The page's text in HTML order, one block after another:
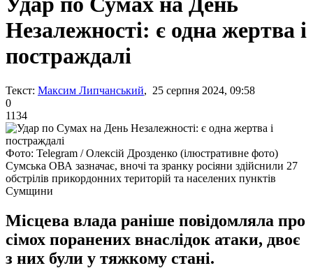
Незалежності: є одна жертва і
постраждалі
Текст: Максим Липчанський, 25 серпня 2024, 09:58
0
1134
Фото: Telegram / Олексій Дрозденко (ілюстративне фото)
Сумська ОВА зазначає, вночі та зранку росіяни здійснили 27
обстрілів прикордонних територій та населених пунктів
Сумщини
Місцева влада раніше повідомляла про
сімох поранених внаслідок атаки, двоє
з них були у тяжкому стані.